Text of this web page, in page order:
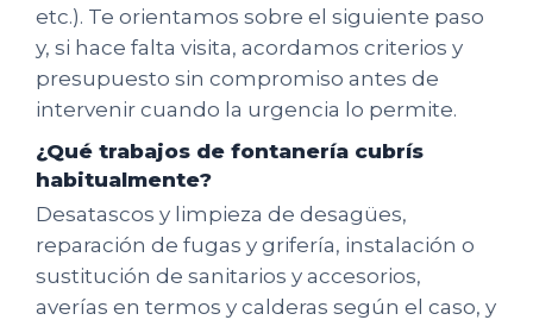
etc.). Te orientamos sobre el siguiente paso
y, si hace falta visita, acordamos criterios y
presupuesto sin compromiso antes de
intervenir cuando la urgencia lo permite.
¿Qué trabajos de fontanería cubrís
habitualmente?
Desatascos y limpieza de desagües,
reparación de fugas y grifería, instalación o
sustitución de sanitarios y accesorios,
averías en termos y calderas según el caso, y